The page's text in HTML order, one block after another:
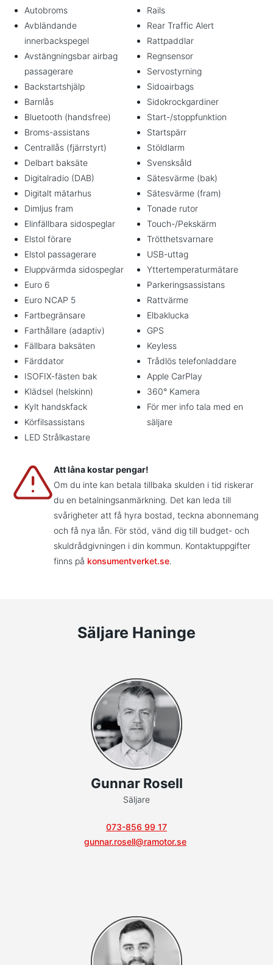
Autobroms
Avbländande
innerbackspegel
Avstängningsbar airbag
passagerare
Backstartshjälp
Barnlås
Bluetooth (handsfree)
Broms-assistans
Centrallås (fjärrstyrt)
Delbart baksäte
Digitalradio (DAB)
Digitalt mätarhus
Dimljus fram
Elinfällbara sidospeglar
Elstol förare
Elstol passagerare
Eluppvärmda sidospeglar
Euro 6
Euro NCAP 5
Fartbegränsare
Farthållare (adaptiv)
Fällbara baksäten
Färddator
ISOFIX-fästen bak
Klädsel (helskinn)
Kylt handskfack
Körfilsassistans
LED Strålkastare
Rails
Rear Traffic Alert
Rattpaddlar
Regnsensor
Servostyrning
Sidoairbags
Sidokrockgardiner
Start-/stoppfunktion
Startspärr
Stöldlarm
Svensksåld
Sätesvärme (bak)
Sätesvärme (fram)
Tonade rutor
Touch-/Pekskärm
Trötthetsvarnare
USB-uttag
Yttertemperaturmätare
Parkeringsassistans
Rattvärme
Elbaklucka
GPS
Keyless
Trådlös telefonladdare
Apple CarPlay
360° Kamera
För mer info tala med en
säljare
Att låna kostar pengar!
Om du inte kan betala tillbaka skulden i tid riskerar
du en betalningsanmärkning. Det kan leda till
svårigheter att få hyra bostad, teckna abonnemang
och få nya lån. För stöd, vänd dig till budget- och
skuldrådgivningen i din kommun. Kontaktuppgifter
finns på konsumentverket.se.
Säljare Haninge
Gunnar Rosell
Säljare
073-856 99 17
gunnar.rosell@ramotor.se